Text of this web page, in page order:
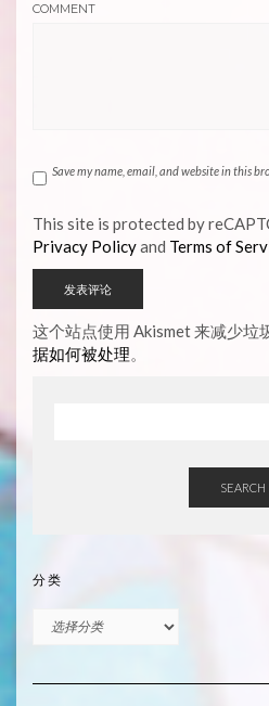
COMMENT
Save my name, email, and website in this
This site is protected by
Privacy Policyand Terms of
这个站点使用 Akismet 来减少垃
据如何被处理。
SEARCH
分类